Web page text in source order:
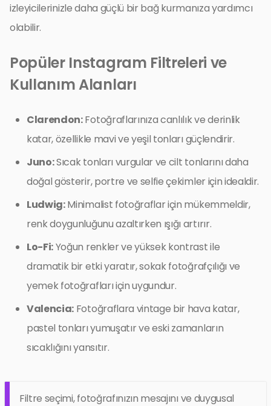
izleyicilerinizle daha güçlü bir bağ kurmanıza yardımcı
olabilir.
Popüler Instagram Filtreleri ve
Kullanım Alanları
Clarendon:Fotoğraflarınıza canlılık ve derinlik
katar, özellikle mavi ve yeşil tonları güçlendirir.
Juno:Sıcak tonları vurgular ve cilt tonlarını daha
doğal gösterir, portre ve selfie çekimler için idealdir.
Ludwig:Minimalist fotoğraflar için mükemmeldir,
renk doygunluğunu azaltırken ışığı artırır.
Lo-Fi:Yoğun renkler ve yüksek kontrast ile
dramatik bir etki yaratır, sokak fotoğrafçılığı ve
yemek fotoğrafları için uygundur.
Valencia: Fotoğraflara vintage bir hava katar,
pastel tonları yumuşatır ve eski zamanların
sıcaklığını yansıtır.
Filtre seçimi, fotoğrafınızın mesajını ve duygusal